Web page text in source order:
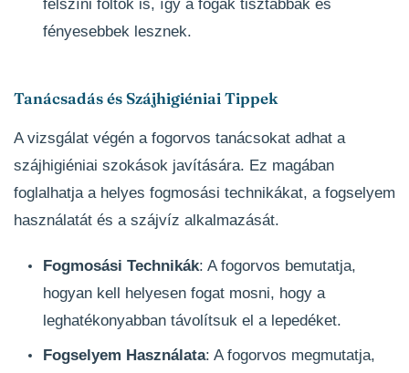
felszíni foltok is, így a fogak tisztábbak és
fényesebbek lesznek.
Tanácsadás és Szájhigiéniai Tippek
A vizsgálat végén a fogorvos tanácsokat adhat a
szájhigiéniai szokások javítására. Ez magában
foglalhatja a helyes fogmosási technikákat, a fogselyem
használatát és a szájvíz alkalmazását.
Fogmosási Technikák: A fogorvos bemutatja,
hogyan kell helyesen fogat mosni, hogy a
leghatékonyabban távolítsuk el a lepedéket.
Fogselyem Használata: A fogorvos megmutatja,